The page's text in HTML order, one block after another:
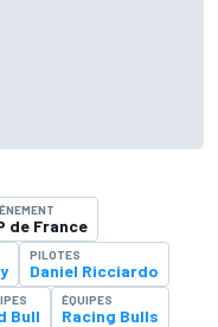
de France
PILOTES
Daniel Ricciardo
Bull
ÉQUIPES
Racing Bulls